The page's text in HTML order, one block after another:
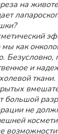
на
как
Безусловно,
и
большой
не